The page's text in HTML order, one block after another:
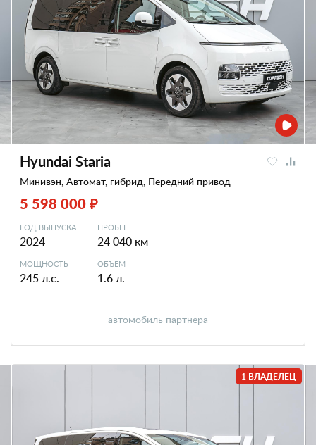
Hyundai Staria
Минивэн, Автомат, гибрид, Передний привод
5 598 000 ₽
ГОД ВЫПУСКА
2024
ПРОБЕГ
24 040 км
МОЩНОСТЬ
245 л.с.
ОБЪЕМ
1.6 л.
автомобиль партнера
1 ВЛАДЕЛЕЦ